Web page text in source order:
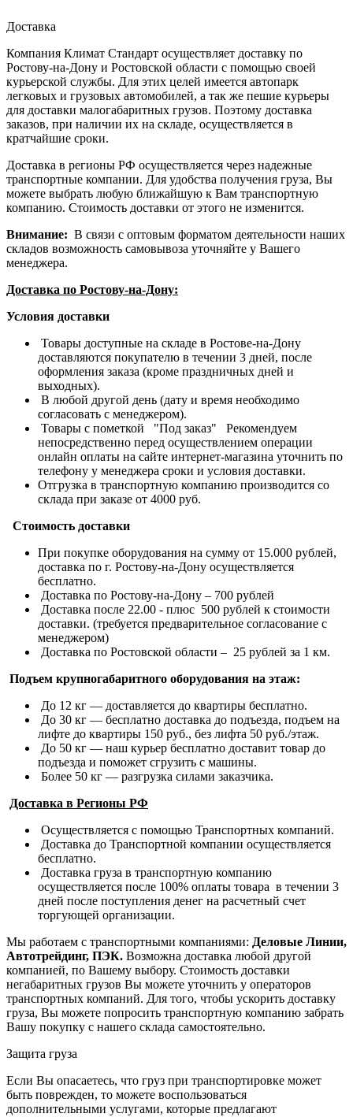
Доставка
Компания Климат Стандарт осуществляет доставку по
Ростову-на-Дону и Ростовской области с помощью своей
курьерской службы. Для этих целей имеется автопарк
легковых и грузовых автомобилей, а так же пешие курьеры
для доставки малогабаритных грузов. Поэтому доставка
заказов, при наличии их на складе, осуществляется в
кратчайшие сроки.
Доставка в регионы РФ осуществляется через надежные
транспортные компании. Для удобства получения груза, Вы
можете выбрать любую ближайшую к Вам транспортную
компанию. Стоимость доставки от этого не изменится.
Внимание: В связи с оптовым форматом деятельности наших
складов возможность самовывоза уточняйте у Вашего
менеджера.
Доставка по Ростову-на-Дону:
Условия доставки
Товары доступные на складе в Ростове-на-Дону
доставляются покупателю в течении 3 дней, после
оформления заказа (кроме праздничных дней и
выходных).
В любой другой день (дату и время необходимо
согласовать с менеджером).
Товары с пометкой "Под заказ" Рекомендуем
непосредственно перед осуществлением операции
онлайн оплаты на сайте интернет-магазина уточнить по
телефону у менеджера сроки и условия доставки.
Отгрузка в транспортную компанию производится со
склада при заказе от 4000 руб.
Стоимость доставки
При покупке оборудования на сумму от 15.000 рублей,
доставка по г. Ростову-на-Дону осуществляется
бесплатно.
Доставка по Ростову-на-Дону – 700 рублей
Доставка после 22.00 - плюс 500 рублей к стоимости
доставки. (требуется предварительное согласование с
менеджером)
Доставка по Ростовской области – 25 рублей за 1 км.
Подъем крупногабаритного оборудования на этаж:
До 12 кг — доставляется до квартиры бесплатно.
До 30 кг — бесплатно доставка до подъезда, подъем на
лифте до квартиры 150 руб., без лифта 50 руб./этаж.
До 50 кг — наш курьер бесплатно доставит товар до
подъезда и поможет сгрузить с машины.
Более 50 кг — разгрузка силами заказчика.
Доставка в Регионы РФ
Осуществляется с помощью Транспортных компаний.
Доставка до Транспортной компании осуществляется
бесплатно.
Доставка груза в транспортную компанию
осуществляется после 100% оплаты товара в течении 3
дней после поступления денег на расчетный счет
торгующей организации.
Мы работаем с транспортными компаниями: Деловые Линии,
Автотрейдинг, ПЭК. Возможна доставка любой другой
компанией, по Вашему выбору. Стоимость доставки
негабаритных грузов Вы можете уточнить у операторов
транспортных компаний. Для того, чтобы ускорить доставку
груза, Вы можете попросить транспортную компанию забрать
Вашу покупку с нашего склада самостоятельно.
Защита груза
Если Вы опасаетесь, что груз при транспортировке может
быть поврежден, то можете воспользоваться
дополнительными услугами, которые предлагают